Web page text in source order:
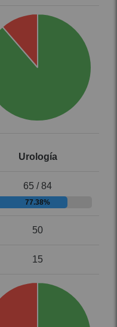
Urología
65 / 84
77.38%
50
15